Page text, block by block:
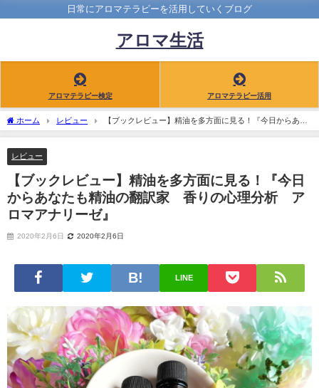
日常にアロマテラピーを活用していくブログ
アロマ生活
アロマテラピー検定 アロマテラピー活用
ホーム レビュー
【ブックレビュー】精油を多方面に見る！『今日からあな
たも精油の翻訳家 香りの心理分析 アロマアナリーゼ』
レビュー
【ブックレビュー】精油を多方面に見る！『今日
からあなたも精油の翻訳家 香りの心理分析 ア
ロマアナリーゼ』
2020年2月6日 2020年2月6日
LINE